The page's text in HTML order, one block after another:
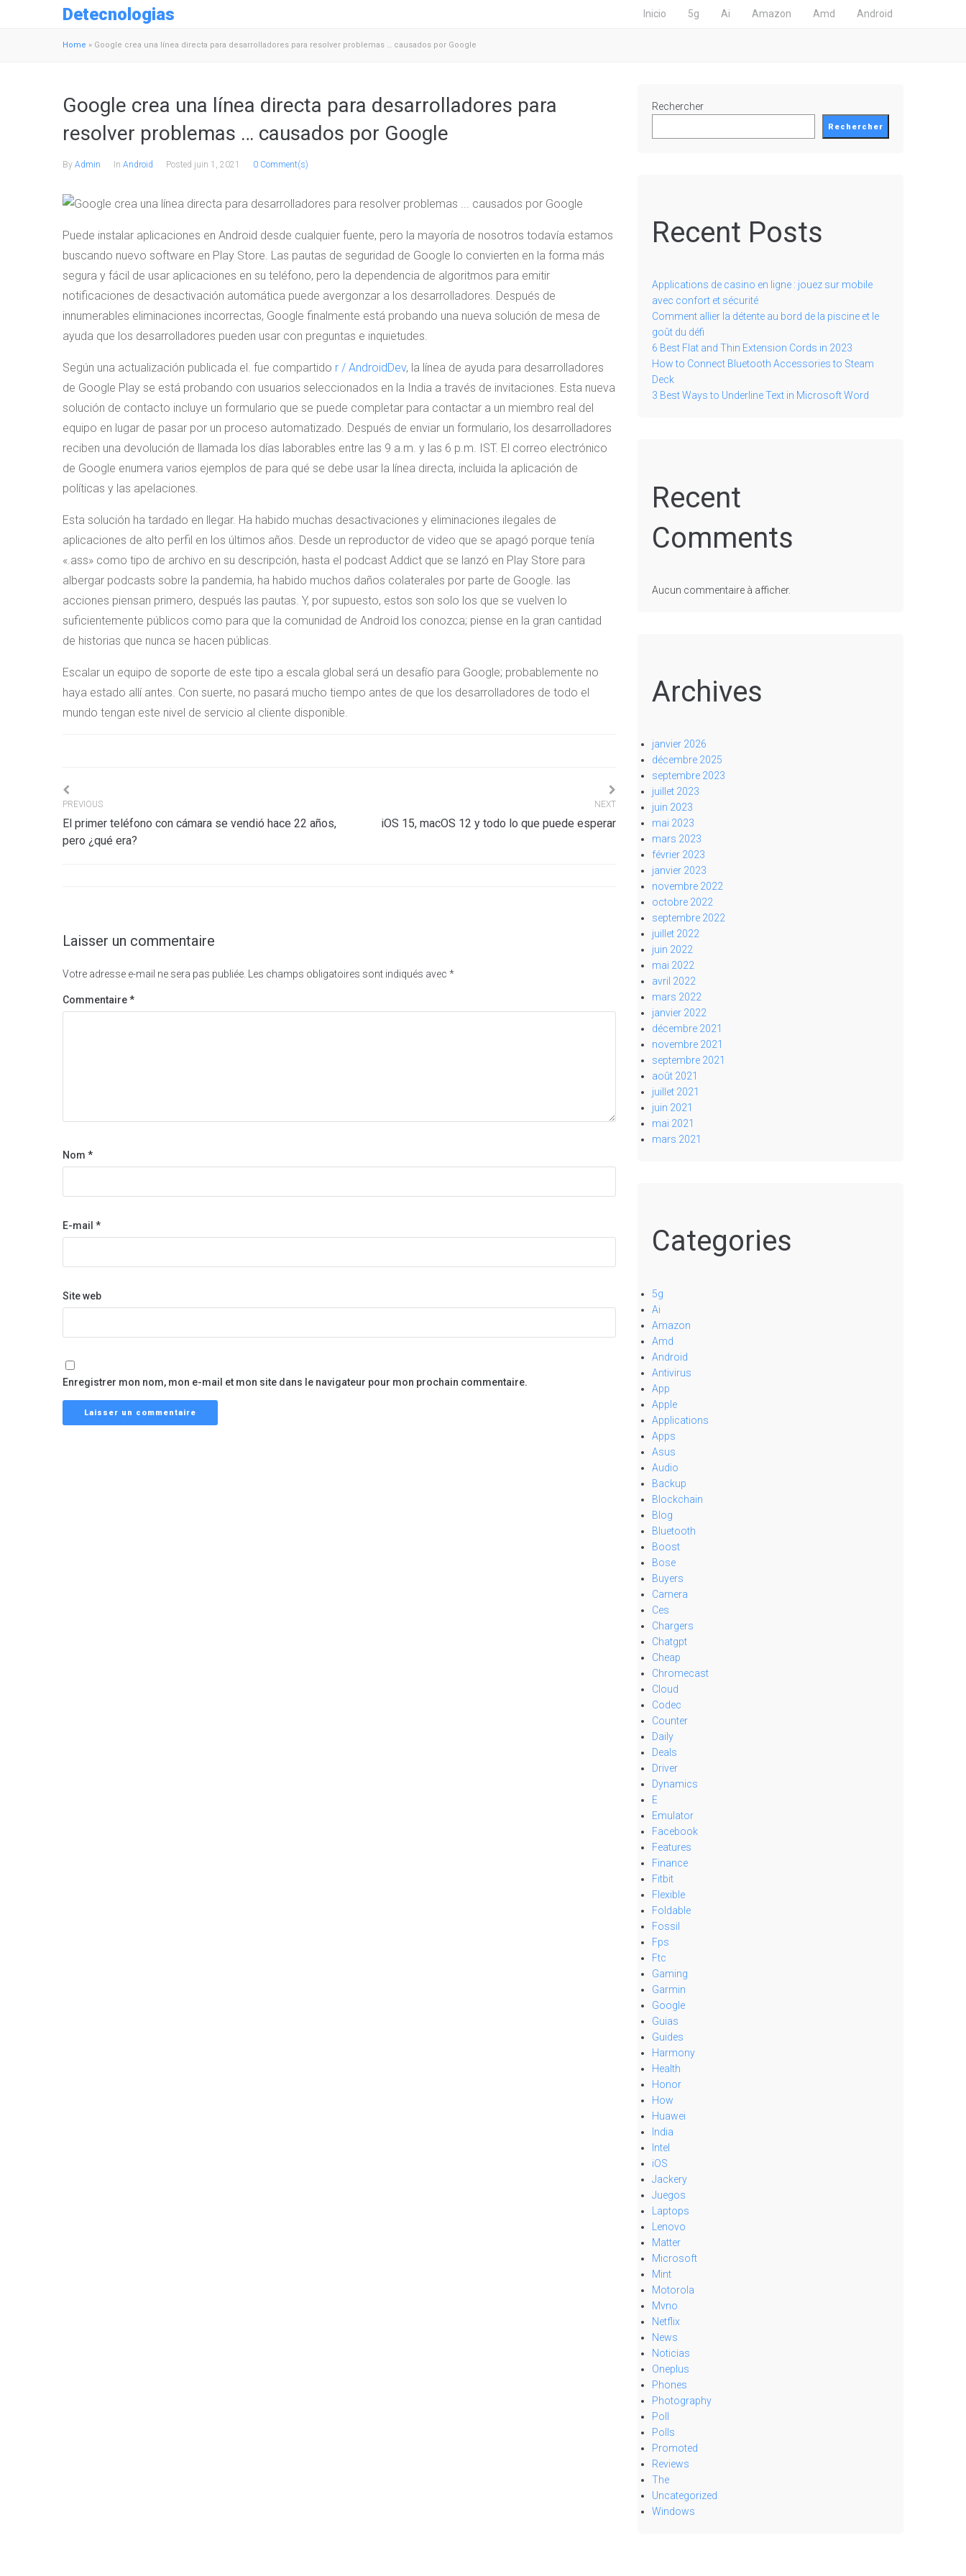
Detecnologias Inicio 5g Ai Amazon Amd Android
Home » Google crea una línea directa para desarrolladores para resolver problemas … causados ​​por Google
Google crea una línea directa para desarrolladores para
resolver problemas … causados ​​por Google
By Admin In Android Posted juin 1, 2021 0 Comment(s)
Puede instalar aplicaciones en Android desde cualquier fuente, pero la mayoría de nosotros todavía estamos
buscando nuevo software en Play Store. Las pautas de seguridad de Google lo convierten en la forma más
segura y fácil de usar aplicaciones en su teléfono, pero la dependencia de algoritmos para emitir
notificaciones de desactivación automática puede avergonzar a los desarrolladores. Después de
innumerables eliminaciones incorrectas, Google finalmente está probando una nueva solución de mesa de
ayuda que los desarrolladores pueden usar con preguntas e inquietudes.
Según una actualización publicada el. fue compartido r / AndroidDev, la línea de ayuda para desarrolladores
de Google Play se está probando con usuarios seleccionados en la India a través de invitaciones. Esta nueva
solución de contacto incluye un formulario que se puede completar para contactar a un miembro real del
equipo en lugar de pasar por un proceso automatizado. Después de enviar un formulario, los desarrolladores
reciben una devolución de llamada los días laborables entre las 9 a.m. y las 6 p.m. IST. El correo electrónico
de Google enumera varios ejemplos de para qué se debe usar la línea directa, incluida la aplicación de
políticas y las apelaciones.
Esta solución ha tardado en llegar. Ha habido muchas desactivaciones y eliminaciones ilegales de
aplicaciones de alto perfil en los últimos años. Desde un reproductor de video que se apagó porque tenía
«.ass» como tipo de archivo en su descripción, hasta el podcast Addict que se lanzó en Play Store para
albergar podcasts sobre la pandemia, ha habido muchos daños colaterales por parte de Google. las
acciones piensan primero, después las pautas. Y, por supuesto, estos son solo los que se vuelven lo
suficientemente públicos como para que la comunidad de Android los conozca; piense en la gran cantidad
de historias que nunca se hacen públicas.
Escalar un equipo de soporte de este tipo a escala global será un desafío para Google; probablemente no
haya estado allí antes. Con suerte, no pasará mucho tiempo antes de que los desarrolladores de todo el
mundo tengan este nivel de servicio al cliente disponible.
Navigation
de
PREVIOUS
El primer teléfono con cámara se vendió hace 22 años,
pero ¿qué era?
NEXT
iOS 15, macOS 12 y todo lo que puede esperar
Laisser un commentaire
Votre adresse e-mail ne sera pas publiée. Les champs obligatoires sont indiqués avec *
Commentaire*
Nom *
E-mail *
Site web
Enregistrer mon nom, mon e-mail et mon site dans le navigateur pour mon prochain commentaire.
Rechercher
Rechercher
Recent Posts
Applications de casino en ligne : jouez sur mobile
avec confort et sécurité
Comment allier la détente au bord de la piscine et le
goût du défi
6 Best Flat and Thin Extension Cords in 2023
How to Connect Bluetooth Accessories to Steam
Deck
3 Best Ways to Underline Text in Microsoft Word
Recent
Comments
Aucun commentaire à afficher.
Archives
janvier 2026
décembre 2025
septembre 2023
juillet 2023
juin 2023
mai 2023
mars 2023
février 2023
janvier 2023
novembre 2022
octobre 2022
septembre 2022
juillet 2022
juin 2022
mai 2022
avril 2022
mars 2022
janvier 2022
décembre 2021
novembre 2021
septembre 2021
août 2021
juillet 2021
juin 2021
mai 2021
mars 2021
Categories
5g
Ai
Amazon
Amd
Android
Antivirus
App
Apple
Applications
Apps
Asus
Audio
Backup
Blockchain
Blog
Bluetooth
Boost
Bose
Buyers
Camera
Ces
Chargers
Chatgpt
Cheap
Chromecast
Cloud
Codec
Counter
Daily
Deals
Driver
Dynamics
E
Emulator
Facebook
Features
Finance
Fitbit
Flexible
Foldable
Fossil
Fps
Ftc
Gaming
Garmin
Google
Guias
Guides
Harmony
Health
Honor
How
Huawei
India
Intel
iOS
Jackery
Juegos
Laptops
Lenovo
Matter
Microsoft
Mint
Motorola
Mvno
Netflix
News
Noticias
Oneplus
Phones
Photography
Poll
Polls
Promoted
Reviews
The
Uncategorized
Windows